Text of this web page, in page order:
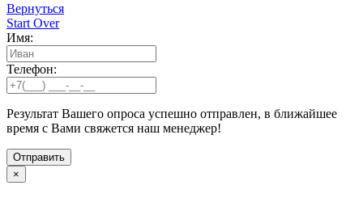
Вернуться
Start Over
Имя:
Телефон:
Результат Вашего опроса успешно отправлен, в ближайшее
время с Вами свяжется наш менеджер!
×